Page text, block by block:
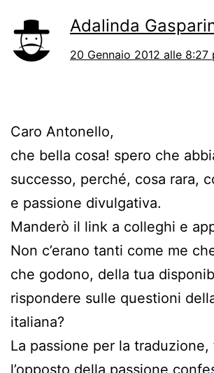
Adalinda
20 Gennaio 2012 alle 8:27
Caro Antonello,
che bella cosa! spero che
successo, perché, cosa rara,
e passione divulgativa.
Manderò il link a colleghi e
Non c’erano tanti come me
che godono, della tua
rispondere sulle questioni
italiana?
La passione per la traduzione,
l’opposto della passione